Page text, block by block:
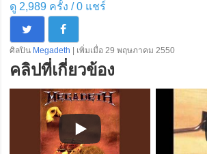
ดู 2,989 ครั้ง /0แชร์
ศิลปิน Megadeth | เพิ่มเมื่อ 29 พฤษภาคม 2550
คลิปที่เกี่ยวข้อง